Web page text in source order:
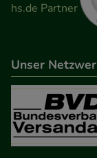
anzuzeigen
Statistik &
Informationen
unserer
unsere
den Inhalt auf
Unser